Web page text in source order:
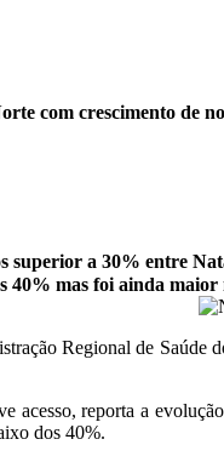
com crescimento de
superior a 30% entre
mas foi ainda
Regional de
acesso, reporta a
dos 40%.